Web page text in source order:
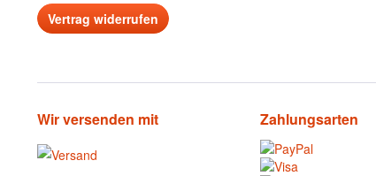
Vertrag widerrufen
Wir versenden mit Zahlungsarten